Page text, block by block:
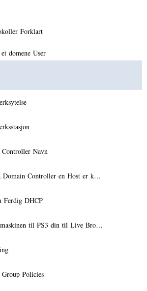
Forklart
domene User
Navn
Controller en Host er k…
Ferdig DHCP
til PS3 din til Live Bro…
Policies